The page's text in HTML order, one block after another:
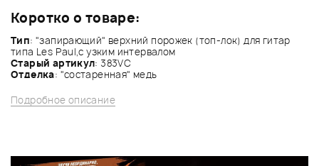
Коротко о товаре:
Тип: "запирающий" верхний порожек (топ-лок) для гитар
типа Les Paul,с узким интервалом
Старый артикул: 383VC
Отделка: "состаренная" медь
Подробное описание